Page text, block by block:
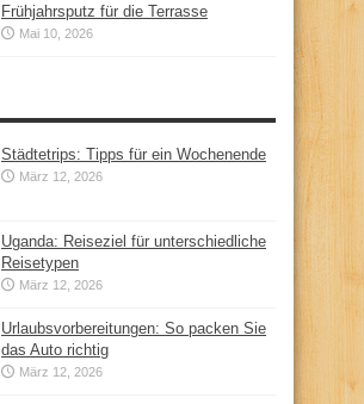
Frühjahrsputz für die Terrasse
Mai 10, 2026
Städtetrips: Tipps für ein Wochenende
März 12, 2026
Uganda: Reiseziel für unterschiedliche
Reisetypen
März 12, 2026
Urlaubsvorbereitungen: So packen Sie
das Auto richtig
März 12, 2026